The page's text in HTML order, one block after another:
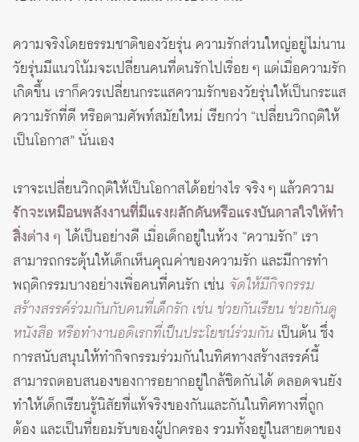
ความจริงโดยธรรมชาติของวัยรุ่น ความรักส่วนใหญ่อยู่ไม่นาน
วัยรุ่นมีแนวโน้มจะเปลี่ยนคนที่ตนรักไปเรื่อย ๆ แต่เมื่อความรัก
เกิดขึ้น เราก็ควรเปลี่ยนกระแสความรักของวัยรุ่นให้เป็นกระแส
ความรักที่ดี หรือตามศัพท์สมัยใหม่ เรียกว่า “เปลี่ยนวิกฤติให้
เป็นโอกาส” นั่นเอง
เราจะเปลี่ยนวิกฤติให้เป็นโอกาสได้อย่างไร จริง ๆ แล้วความ
รักจะเหมือนพลังงานที่มีแรงผลักดันหรือแรงบันดาลใจให้ทำ
สิ่งต่าง ๆ ได้เป็นอย่างดี เมื่อเด็กอยู่ในห้วง “ความรัก” เรา
สามารถกระตุ้นให้เด็กเห็นคุณค่าของความรัก และมีการทำ
พฤติกรรมบางอย่างเพื่อคนที่คนรัก เช่น จัดให้มีกิจกรรม
สร้างสรรค์ร่วมกันกับคนที่เด็กรัก เช่น ช่วยกันเรียน ช่วยกันดู
หนังสือ หรือทำงานอดิเรกที่เป็นประโยชน์ร่วมกัน เป็นต้น ซึ่ง
การสนับสนุนให้ทำกิจกรรมร่วมกันในทิศทางสร้างสรรค์นี้
สามารถตอบสนองของการอยากอยู่ใกล้ชิดกันได้ ตลอดจนยัง
ทำให้เด็กเรียนรู้นิสัยที่แท้จริงของกันและกันในทิศทางที่ถูก
ต้อง และเป็นที่ยอมรับของผู้ปกครอง รวมทั้งอยู่ในสายตาของ